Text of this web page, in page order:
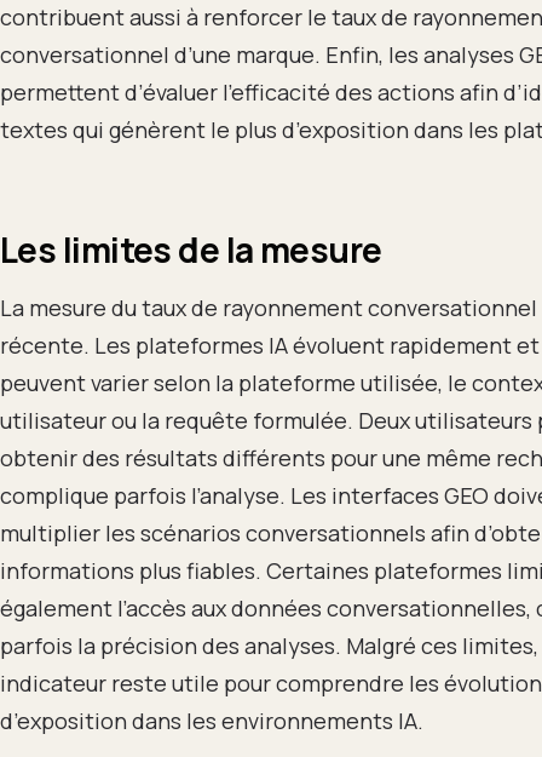
contribuent aussi à renforcer le taux de
conversationnel d’une marque. Enfin, les analyses
permettent d’évaluer l’efficacité des actions afin
textes qui génèrent le plus d’exposition dans les
Les limites de la mesure
La mesure du taux de rayonnement
récente. Les plateformes IA évoluent rapidement
peuvent varier selon la plateforme utilisée, le
utilisateur ou la requête formulée. Deux utilisateurs
obtenir des résultats différents pour une même
complique parfois l’analyse. Les interfaces GEO
multiplier les scénarios conversationnels afin
informations plus fiables. Certaines plateformes
également l’accès aux données conversationnelles,
parfois la précision des analyses. Malgré ces
indicateur reste utile pour comprendre les
d’exposition dans les environnements IA.